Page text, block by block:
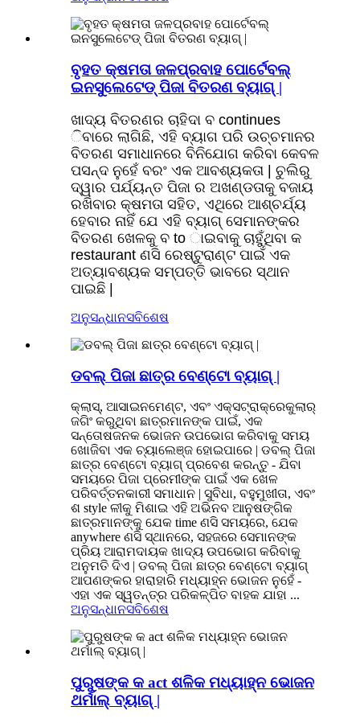
ବୃହତ କ୍ଷମତା ଜଳପ୍ରବାହ ପୋର୍ଟେବଲ୍
ଇନସୁଲେଟେଡ୍ ପିଜା ବିତରଣ ବ୍ୟାଗ୍ |
ଖାଦ୍ୟ ବିତରଣର ଚାହିଦା ବ continues
ିବାରେ ଲାଗିଛି, ଏହି ବ୍ୟାଗ ପରି ଉଚ୍ଚମାନର
ବିତରଣ ସମାଧାନରେ ବିନିଯୋଗ କରିବା କେବଳ
ପସନ୍ଦ ନୁହେଁ ବରଂ ଏକ ଆବଶ୍ୟକତା | ଚୁଲିରୁ
ଦ୍ୱାର ପର୍ଯ୍ୟନ୍ତ ପିଜା ର ଅଖଣ୍ଡତାକୁ ବଜାୟ
ରଖିବାର କ୍ଷମତା ସହିତ, ଏଥିରେ ଆଶ୍ଚର୍ଯ୍ୟ
ହେବାର ନାହିଁ ଯେ ଏହି ବ୍ୟାଗ୍ ସେମାନଙ୍କର
ବିତରଣ ଖେଳକୁ ବ to ାଇବାକୁ ଚାହୁଁଥିବା କ
restaurant ଣସି ରେଷ୍ଟୁରାଣ୍ଟ ପାଇଁ ଏକ
ଅତ୍ୟାବଶ୍ୟକ ସମ୍ପତ୍ତି ଭାବରେ ସ୍ଥାନ
ପାଇଛି |
ଅନୁସନ୍ଧାନସବିଶେଷ
ଡବଲ୍ ପିଜା ଛାତ୍ର ବେଣ୍ଟୋ ବ୍ୟାଗ୍ |
କ୍ଲାସ୍, ଆସାଇନମେଣ୍ଟ, ଏବଂ ଏକ୍ସଟ୍ରାକ୍ରେକୁଲାର୍
ଜଗିଂ କରୁଥିବା ଛାତ୍ରମାନଙ୍କ ପାଇଁ, ଏକ
ସନ୍ତୋଷଜନକ ଭୋଜନ ଉପଭୋଗ କରିବାକୁ ସମୟ
ଖୋଜିବା ଏକ ଚ୍ୟାଲେଞ୍ଜ ହୋଇପାରେ | ଡବଲ୍ ପିଜା
ଛାତ୍ର ବେଣ୍ଟୋ ବ୍ୟାଗ୍ ପ୍ରବେଶ କରନ୍ତୁ - ଯିବା
ସମୟରେ ପିଜା ପ୍ରେମୀଙ୍କ ପାଇଁ ଏକ ଖେଳ
ପରିବର୍ତ୍ତନକାରୀ ସମାଧାନ | ସୁବିଧା, ବହୁମୁଖୀତା, ଏବଂ
ଶ style ଳୀକୁ ମିଶାଇ ଏହି ଅଭିନବ ଆନୁଷଙ୍ଗିକ
ଛାତ୍ରମାନଙ୍କୁ ଯେକ time ଣସି ସମୟରେ, ଯେକ
anywhere ଣସି ସ୍ଥାନରେ, ସହଜରେ ସେମାନଙ୍କ
ପ୍ରିୟ ଆରାମଦାୟକ ଖାଦ୍ୟ ଉପଭୋଗ କରିବାକୁ
ଅନୁମତି ଦିଏ | ଡବଲ୍ ପିଜା ଛାତ୍ର ବେଣ୍ଟୋ ବ୍ୟାଗ୍
ଆପଣଙ୍କର ହାରାହାରି ମଧ୍ୟାହ୍ନ ଭୋଜନ ନୁହେଁ -
ଏହା ଏକ ସ୍ୱତନ୍ତ୍ର ପରିକଳ୍ପିତ ବାହକ ଯାହା ...
ଅନୁସନ୍ଧାନସବିଶେଷ
ପୁରୁଷଙ୍କ କ act ଶଳିକ ମଧ୍ୟାହ୍ନ ଭୋଜନ
ଥର୍ମାଲ୍ ବ୍ୟାଗ୍ |